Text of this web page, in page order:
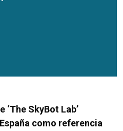
‘The SkyBot Lab’
como referencia